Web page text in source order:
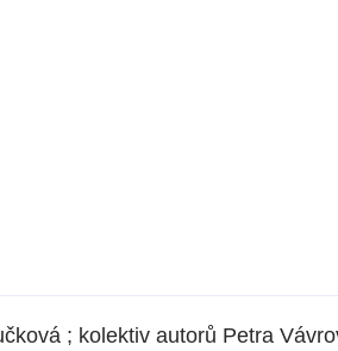
; kolektiv autorů Petra